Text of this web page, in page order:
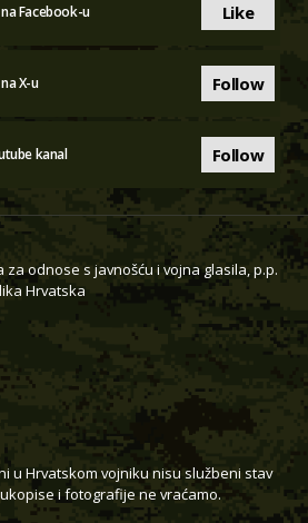
Facebook-u Like
X-u Follow
kanal Follow
za odnose s javnošću i vojna glasila, p.p.
Hrvatska
u Hrvatskom vojniku nisu službeni stav
i fotografije ne vraćamo.